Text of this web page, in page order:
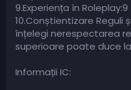
9.Experiența în Roleplay:9
10.Conștientizare Reguli
înțelegi nerespectarea
superioare poate duce
Informații IC: